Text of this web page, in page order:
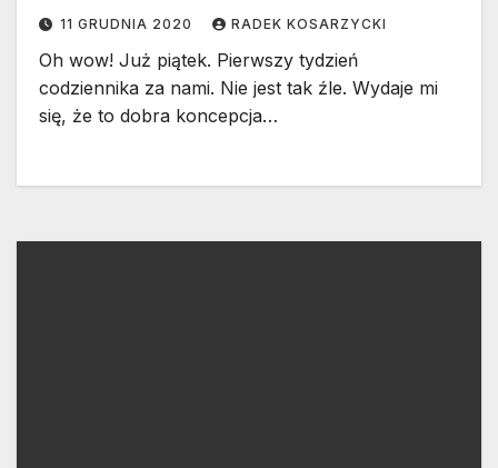
11 GRUDNIA 2020 RADEK KOSARZYCKI
Oh wow! Już piątek. Pierwszy tydzień
codziennika za nami. Nie jest tak źle. Wydaje mi
się, że to dobra koncepcja…